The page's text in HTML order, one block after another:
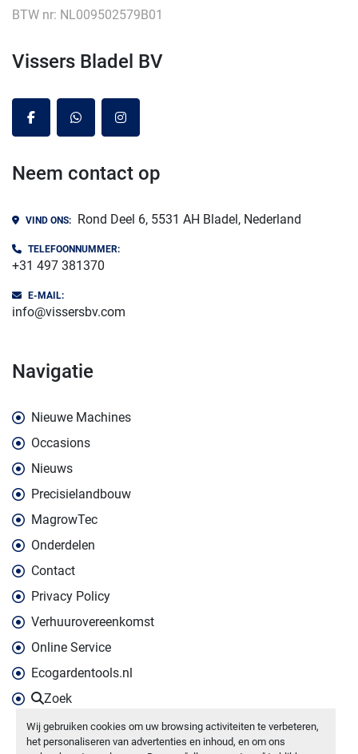
Wij gebruiken cookies om uw browsing activiteiten te verbeteren,
het personaliseren van advertenties en inhoud, en om ons
BTW nr: NL009502579B01
Vissers Bladel BV
facebookwhatsappinstagram
Neem contact op
VIND ONS: Rond Deel 6, 5531 AH Bladel, Nederland
TELEFOONNUMMER:
+31 497 381370
E-MAIL:
info@vissersbv.com
navigatie
Nieuwe Machines
Occasions
Nieuws
Precisielandbouw
MagrowTec
Onderdelen
Contact
Privacy Policy
Verhuurovereenkomst
Online Service
Ecogardentools.nl
Zoek